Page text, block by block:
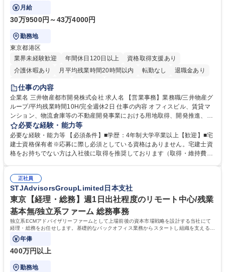
ます。
月給
30万9500円～43万4000円
勤務地
東京都港区
業界未経験歓迎
年間休日120日以上
資格取得支援あり
介護休暇あり
月平均残業時間20時間以内 転勤なし
退職金あり
在宅OK
賞与あり
駅近5分以内
土日祝休み 寮・社宅あり
仕事の内容
企業名 三井物産都市開発株式会社 求人名 【営業事務】業務職/三井物産グ
ループ/平均残業時間10H/完全週休2日 仕事の内容 オフィスビル、賃貸マ
ンション、物流倉庫等の不動産開発事業における用地取得、開発推進、賃
貸運営、売却、仲介・活用提案等を行う営業部門において事務業務を担当
いただきます。 【詳細】・契約書管理、契約書製本、捺印対応、ファイリ
ング、登記簿取得、調書取得・支払業務（各種費用支払、支払管理、請
求・支払データ登録、取引先マスター申請対応）・予算作成及び予実管
の他に担当頂く業務が発生する場合があります。 募集職種 【営業事務】
業務職/三井物産グループ/平均残業時間10H/完全週休2日
必要な経験・能力等
必要な経験・能力等 【必須条件】■学歴：4年制大学卒業以上【歓迎】■宅
建士資格保有者※応募に際し必須としている資格はありません。宅建士資
格をお持ちでない方は入社後に取得を推奨しております（取得・維持費用
ション力がある方。 ・チャレンジを厭わず、粘り強く業務に取り組める
方。多様な関係者と謙虚に信頼関係を構築でき、期限を意識したスケジュ
ール管理が出来る方。※将来的に他部署（営業部門、コーポレート部門）
へのジョブローテーションの可能性があります。 学歴・資格 学歴：大学
院 大学 語学力： 資格：宅地建物取引士
正社員
STJAdvisorsGroupLimited日本支社
東京【経理・総務】週1日出社程度のリモート中心/残業
基本無/独立系ファーム 総務事務
独立系ECMアドバイザリーファームとして上場前後の資本市場戦略を設計する当社にて
経理・総務をお任せします。基礎的なバックオフィス業務からスタートし組織を支える専
任担当として広く活躍できる環境です。
年俸
400万円以上
勤務地